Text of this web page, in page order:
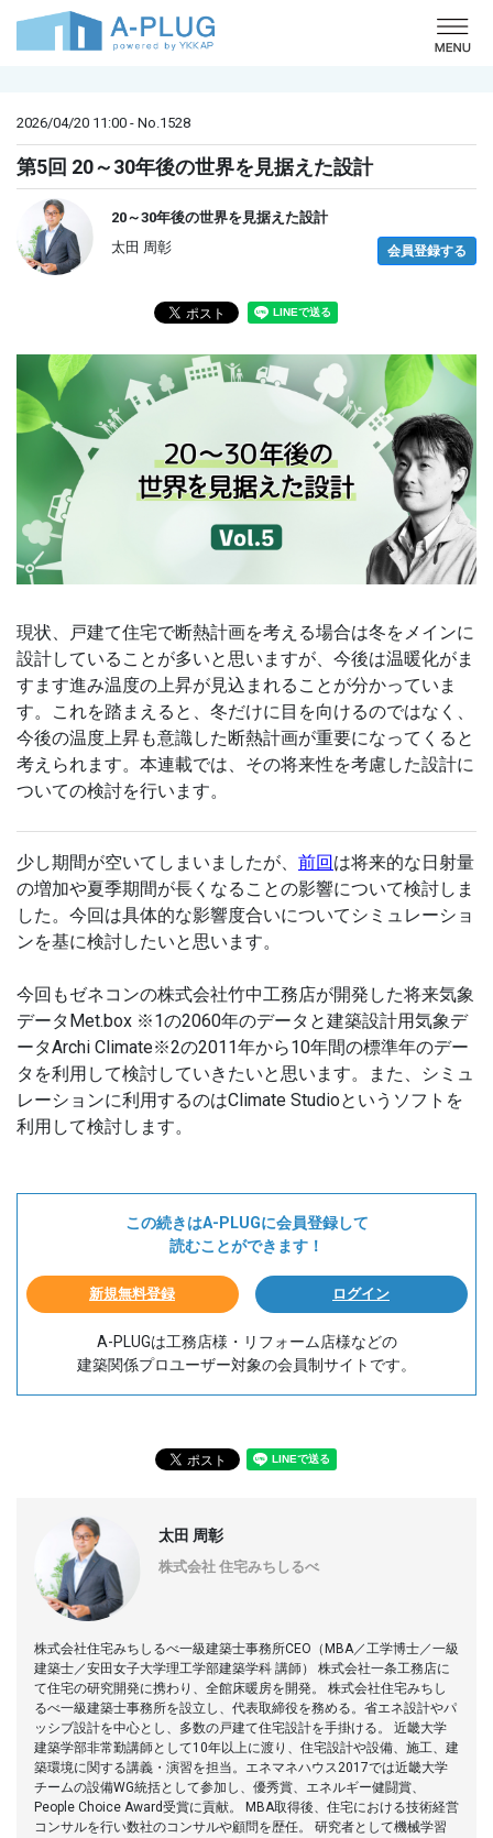
2026/04/20 11:00 - No.1528
第5回 20～30年後の世界を見据えた設計
20～30年後の世界を見据えた設計
太田 周彰
会員登録する
現状、戸建て住宅で断熱計画を考える場合は冬をメインに
設計していることが多いと思いますが、今後は温暖化がま
すます進み温度の上昇が見込まれることが分かっていま
す。これを踏まえると、冬だけに目を向けるのではなく、
今後の温度上昇も意識した断熱計画が重要になってくると
考えられます。本連載では、その将来性を考慮した設計に
ついての検討を行います。
少し期間が空いてしまいましたが、 前回は将来的な日射量
の増加や夏季期間が長くなることの影響について検討しま
した。今回は具体的な影響度合いについてシミュレーショ
ンを基に検討したいと思います。
今回もゼネコンの株式会社竹中工務店が開発した将来気象
データMet.box ※1の2060年のデータと建築設計用気象デ
ータArchi Climate※2の2011年から10年間の標準年のデー
タを利用して検討していきたいと思います。また、シミュ
レーションに利用するのはClimate Studioというソフトを
利用して検討します。
この続きはA-PLUGに会員登録して
読むことができます！
新規無料登録 ログイン
A-PLUGは工務店様・リフォーム店様などの
建築関係プロユーザー対象の会員制サイトです。
太田 周彰
株式会社 住宅みちしるべ
株式会社住宅みちしるべ一級建築士事務所CEO（MBA／工学博士／一級
建築士／安田女子大学理工学部建築学科 講師） 株式会社一条工務店に
て住宅の研究開発に携わり、全館床暖房を開発。 株式会社住宅みちし
るべ一級建築士事務所を設立し、代表取締役を務める。省エネ設計やパ
ッシブ設計を中心とし、多数の戸建て住宅設計を手掛ける。 近畿大学
建築学部非常勤講師として10年以上に渡り、住宅設計や設備、施工、建
築環境に関する講義・演習を担当。エネマネハウス2017では近畿大学
チームの設備WG統括として参加し、優秀賞、エネルギー健闘賞、
People Choice Award受賞に貢献。 MBA取得後、住宅における技術経営
コンサルを行い数社のコンサルや顧問を歴任。 研究者として機械学習